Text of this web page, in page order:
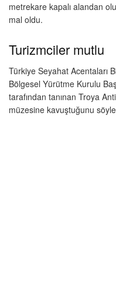
metrekare kapalı alandan
mal oldu.
Turizmciler mutlu
Türkiye Seyahat Acentaları
Bölgesel Yürütme Kurulu
tarafından tanınan Troya
müzesine kavuştuğunu